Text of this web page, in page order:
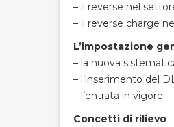
– il reverse nel
– il reverse charge
L’impostazione
– la nuova
– l’inserimento del
– l’entrata in vigore
Concetti di rilievo